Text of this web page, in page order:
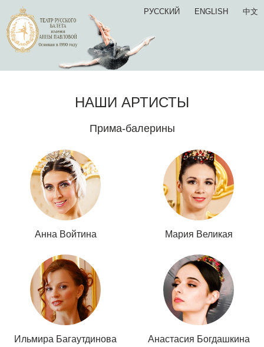
РУССКИЙ ENGLISH 中文
НАШИ АРТИСТЫ
Прима-балерины
Анна Войтина Мария Великая
Ильмира Багаутдинова Анастасия Богдашкина